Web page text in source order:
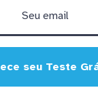
seu Teste